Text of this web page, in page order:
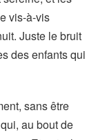
vis-à-vis
Juste le bruit
des enfants qui
sans être
au bout de